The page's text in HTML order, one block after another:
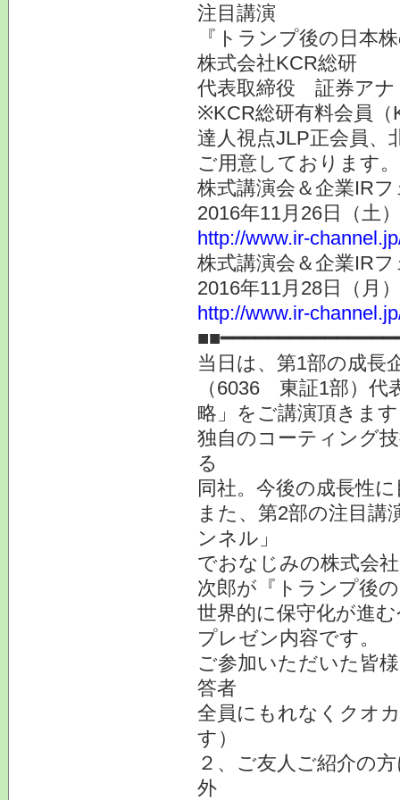
注目講演
『トランプ後の日本
株式会社KCR総研
代表取締役 証券ア
※KCR総研有料会員（
達人視点JLP正会員、
ご用意しております。
株式講演会＆企業IR
2016年11月26日（
http://www.ir-
株式講演会＆企業IR
2016年11月28日（
http://www.ir-
当日は、第1部の成長
（6036 東証1部）
略」をご講演頂きま
独自のコーティング
る
同社。今後の成長性
また、第2部の注目
ンネル」
でおなじみの株式会
次郎が『トランプ後
世界的に保守化が進
プレゼン内容です。
ご参加いただいた皆
答者
全員にもれなくクオ
す）
２、ご友人ご紹介の
外